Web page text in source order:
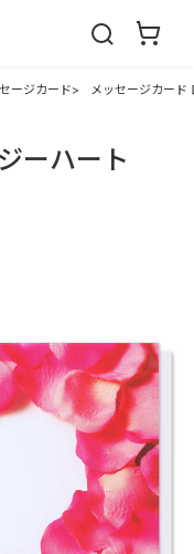
ージカード メッセージカード
ーハート